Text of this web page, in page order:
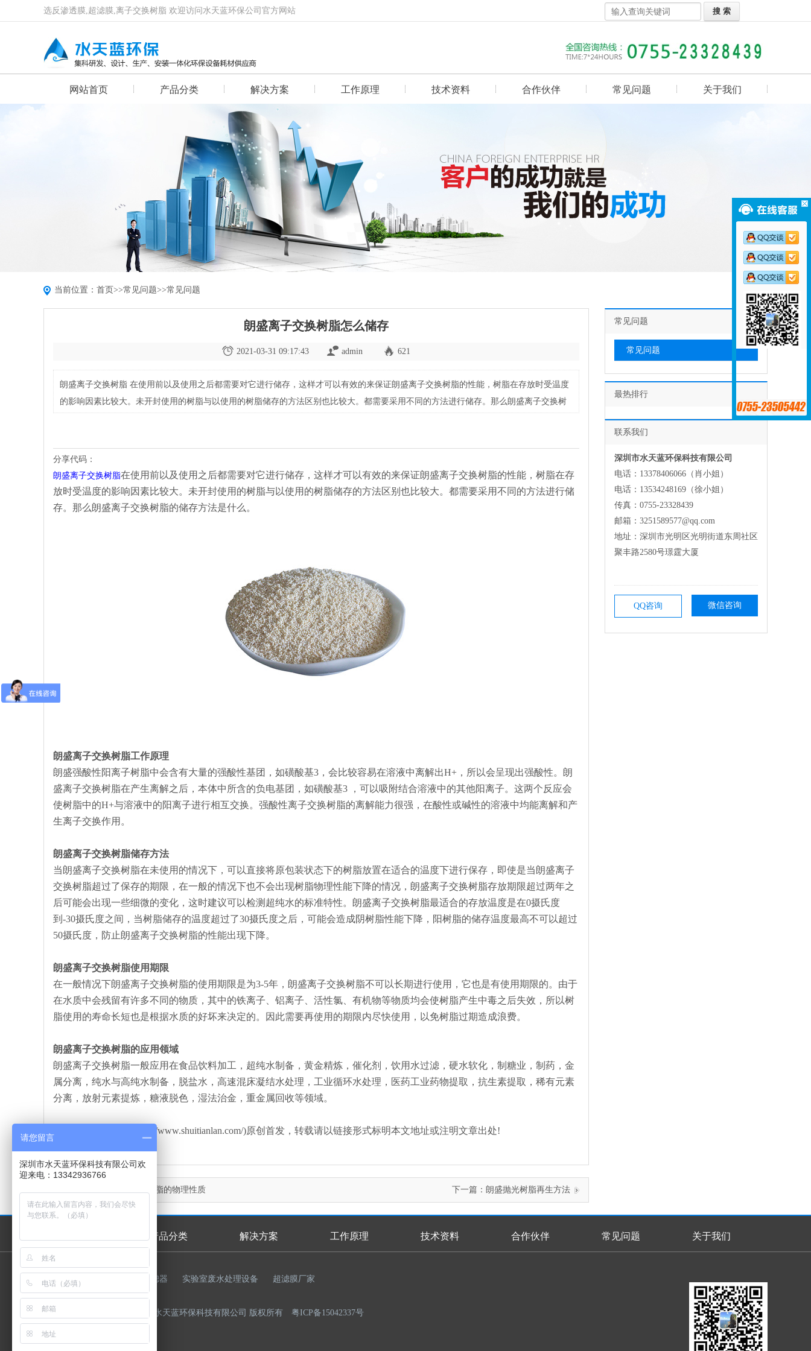
选反渗透膜,超滤膜,离子交换树脂 欢迎访问水天蓝环保公司官方网站
网站首页 产品分类 解决方案 工作原理 技术资料 合作伙伴 常见问题 关于我们
当前位置： 首页>>常见问题>>常见问题
朗盛离子交换树脂怎么储存
2021-03-31 09:17:43 admin 621
朗盛离子交换树脂 在使用前以及使用之后都需要对它进行储存，这样才可以有效的来保证朗盛离子交换树脂的性能，树脂在存放时受温度
的影响因素比较大。未开封使用的树脂与以使用的树脂储存的方法区别也比较大。都需要采用不同的方法进行储存。那么朗盛离子交换树
分享代码：
朗盛离子交换树脂在使用前以及使用之后都需要对它进行储存，这样才可以有效的来保证朗盛离子交换树脂的性能，树脂在存
放时受温度的影响因素比较大。未开封使用的树脂与以使用的树脂储存的方法区别也比较大。都需要采用不同的方法进行储
存。那么朗盛离子交换树脂的储存方法是什么。
朗盛离子交换树脂工作原理
朗盛强酸性阳离子树脂中会含有大量的强酸性基团，如磺酸基3，会比较容易在溶液中离解出H+，所以会呈现出强酸性。朗
盛离子交换树脂在产生离解之后，本体中所含的负电基团，如磺酸基3 ，可以吸附结合溶液中的其他阳离子。这两个反应会
使树脂中的H+与溶液中的阳离子进行相互交换。强酸性离子交换树脂的离解能力很强，在酸性或碱性的溶液中均能离解和产
生离子交换作用。
朗盛离子交换树脂储存方法
当朗盛离子交换树脂在未使用的情况下，可以直接将原包装状态下的树脂放置在适合的温度下进行保存，即使是当朗盛离子
交换树脂超过了保存的期限，在一般的情况下也不会出现树脂物理性能下降的情况，朗盛离子交换树脂存放期限超过两年之
后可能会出现一些细微的变化，这时建议可以检测超纯水的标准特性。朗盛离子交换树脂最适合的存放温度是在0摄氏度
到-30摄氏度之间，当树脂储存的温度超过了30摄氏度之后，可能会造成阴树脂性能下降，阳树脂的储存温度最高不可以超过
50摄氏度，防止朗盛离子交换树脂的性能出现下降。
朗盛离子交换树脂使用期限
在一般情况下朗盛离子交换树脂的使用期限是为3-5年，朗盛离子交换树脂不可以长期进行使用，它也是有使用期限的。由于
在水质中会残留有许多不同的物质，其中的铁离子、铝离子、活性氯、有机物等物质均会使树脂产生中毒之后失效，所以树
脂使用的寿命长短也是根据水质的好坏来决定的。因此需要再使用的期限内尽快使用，以免树脂过期造成浪费。
朗盛离子交换树脂的应用领域
朗盛离子交换树脂一般应用在食品饮料加工，超纯水制备，黄金精炼，催化剂，饮用水过滤，硬水软化，制糖业，制药，金
属分离，纯水与高纯水制备，脱盐水，高速混床凝结水处理，工业循环水处理，医药工业药物提取，抗生素提取，稀有元素
分离，放射元素提炼，糖液脱色，湿法治金，重金属回收等领域。
本文由水天蓝环保(http://www.shuitianlan.com/)原创首发，转载请以链接形式标明本文地址或注明文章出处!
陶氏离子交换树脂的物理性质 下一篇： 朗盛抛光树脂再生方法
常见问题
常见问题
最热排行
联系我们
深圳市水天蓝环保科技有限公司
电话：13378406066（肖小姐）
电话：13534248169（徐小姐）
传真：0755-23328439
邮箱：3251589577@qq.com
地址：深圳市光明区光明街道东周社区
聚丰路2580号璟霆大厦
QQ咨询 微信咨询
产品分类 解决方案 工作原理 技术资料 合作伙伴 常见问题 关于我们
首页幻灯
友情链接： 过滤器 实验室废水处理设备 超滤膜厂家
Copyright © 2015-2023 深圳市水天蓝环保科技有限公司 版权所有 粤ICP备15042337号
请您留言
深圳市水天蓝环保科技有限公司欢
迎来电：13342936766